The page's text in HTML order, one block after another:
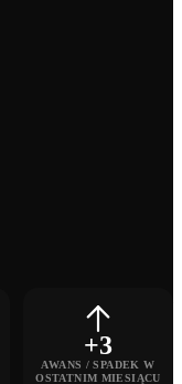
+3
AWANS / SPADEK W
OSTATNIM MIESIĄCU